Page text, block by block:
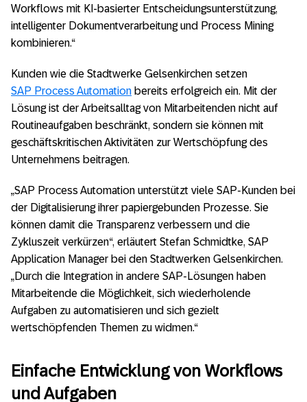
Workflows mit KI-basierter Entscheidungsunterstützung,
intelligenter Dokumentverarbeitung und Process Mining
kombinieren.“
Kunden wie die Stadtwerke Gelsenkirchen setzen
SAP Process Automation bereits erfolgreich ein. Mit der
Lösung ist der Arbeitsalltag von Mitarbeitenden nicht auf
Routineaufgaben beschränkt, sondern sie können mit
geschäftskritischen Aktivitäten zur Wertschöpfung des
Unternehmens beitragen.
„SAP Process Automation unterstützt viele SAP-Kunden bei
der Digitalisierung ihrer papiergebunden Prozesse. Sie
können damit die Transparenz verbessern und die
Zykluszeit verkürzen“, erläutert Stefan Schmidtke, SAP
Application Manager bei den Stadtwerken Gelsenkirchen.
„Durch die Integration in andere SAP-Lösungen haben
Mitarbeitende die Möglichkeit, sich wiederholende
Aufgaben zu automatisieren und sich gezielt
wertschöpfenden Themen zu widmen.“
Einfache Entwicklung von Workflows
und Aufgaben